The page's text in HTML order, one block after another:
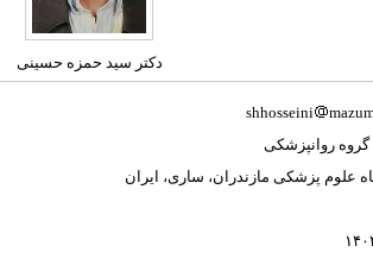
دکتر سید حمزه حسینی
shhosseini
گروه روانپزشکی
علوم پزشکی مازندران، ساری، ایران
۳۰